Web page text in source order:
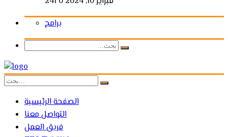
برامج
الصفحة الرئيسية
التواصل معنا
فريق العمل